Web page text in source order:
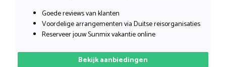
Goede reviews van klanten
Voordelige arrangementen via Duitse reisorganisaties
Reserveer jouw Sunmix vakantie online
Bekijk aanbiedingen